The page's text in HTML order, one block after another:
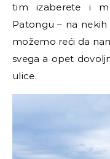
tim izaberete i
Patongu– na
možemo reći da
svega a opet
ulice.